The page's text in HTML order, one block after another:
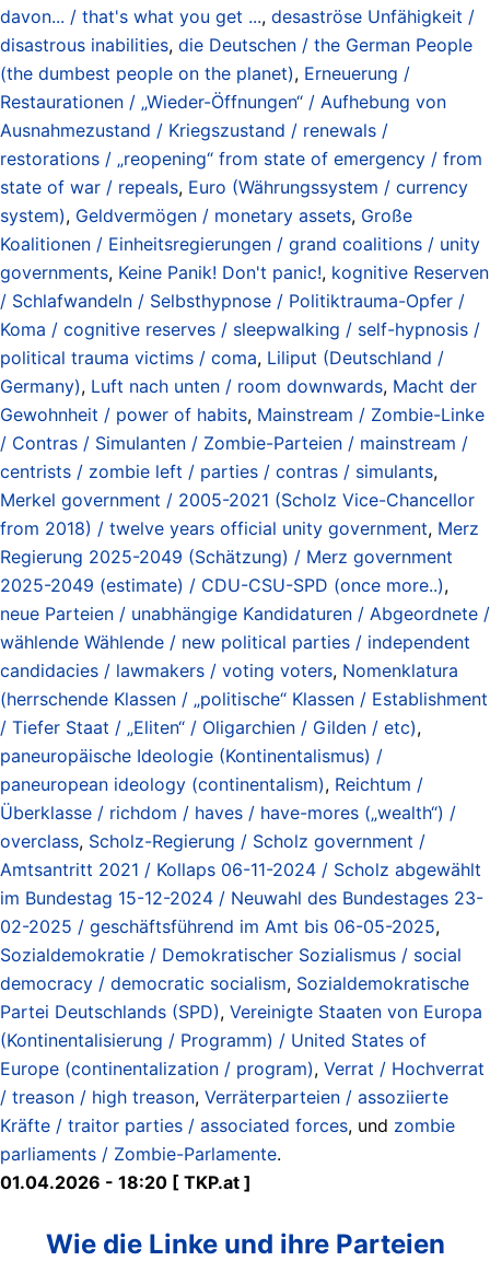
davon... / that's what you get ..., desaströse Unfähigkeit /
disastrous inabilities, die Deutschen / the German People
(the dumbest people on the planet), Erneuerung /
Restaurationen / „Wieder-Öffnungen“ / Aufhebung von
Ausnahmezustand / Kriegszustand / renewals /
restorations / „reopening“ from state of emergency / from
state of war / repeals, Euro (Währungssystem / currency
system), Geldvermögen / monetary assets, Große
Koalitionen / Einheitsregierungen / grand coalitions / unity
governments, Keine Panik! Don't panic!, kognitive Reserven
/ Schlafwandeln / Selbsthypnose / Politiktrauma-Opfer /
Koma / cognitive reserves / sleepwalking / self-hypnosis /
political trauma victims / coma, Liliput (Deutschland /
Germany), Luft nach unten / room downwards, Macht der
Gewohnheit / power of habits, Mainstream / Zombie-Linke
/ Contras / Simulanten / Zombie-Parteien / mainstream /
centrists / zombie left / parties / contras / simulants,
Merkel government / 2005-2021 (Scholz Vice-Chancellor
from 2018) / twelve years official unity government, Merz
Regierung 2025-2049 (Schätzung) / Merz government
2025-2049 (estimate) / CDU-CSU-SPD (once more..),
neue Parteien / unabhängige Kandidaturen / Abgeordnete /
wählende Wählende / new political parties / independent
candidacies / lawmakers / voting voters, Nomenklatura
(herrschende Klassen / „politische“ Klassen / Establishment
/ Tiefer Staat / „Eliten“ / Oligarchien / Gilden / etc),
paneuropäische Ideologie (Kontinentalismus) /
paneuropean ideology (continentalism), Reichtum /
Überklasse / richdom / haves / have-mores („wealth“) /
overclass, Scholz-Regierung / Scholz government /
Amtsantritt 2021 / Kollaps 06-11-2024 / Scholz abgewählt
im Bundestag 15-12-2024 / Neuwahl des Bundestages 23-
02-2025 / geschäftsführend im Amt bis 06-05-2025,
Sozialdemokratie / Demokratischer Sozialismus / social
democracy / democratic socialism, Sozialdemokratische
Partei Deutschlands (SPD), Vereinigte Staaten von Europa
(Kontinentalisierung / Programm) / United States of
Europe (continentalization / program), Verrat / Hochverrat
/ treason / high treason, Verräterparteien / assoziierte
Kräfte / traitor parties / associated forces, und zombie
parliaments / Zombie-Parlamente.
01.04.2026 - 18:20 [ TKP.at ]
Wie die Linke und ihre Parteien